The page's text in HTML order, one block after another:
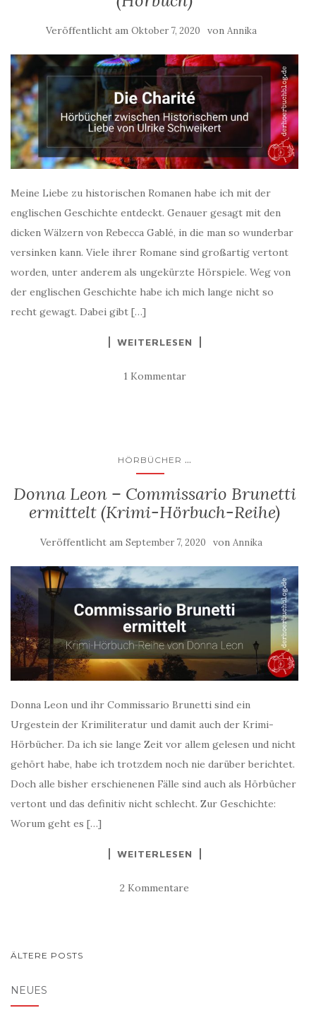
Veröffentlicht am Oktober 7, 2020 von Annika
Meine Liebe zu historischen Romanen habe ich mit der
englischen Geschichte entdeckt. Genauer gesagt mit den
dicken Wälzern von Rebecca Gablé, in die man so wunderbar
versinken kann. Viele ihrer Romane sind großartig vertont
worden, unter anderem als ungekürzte Hörspiele. Weg von
der englischen Geschichte habe ich mich lange nicht so
recht gewagt. Dabei gibt […]
WEITERLESEN
1 Kommentar
HÖRBÜCHER ...
Donna Leon – Commissario Brunetti
ermittelt (Krimi-Hörbuch-Reihe)
Veröffentlicht am September 7, 2020 von Annika
Donna Leon und ihr Commissario Brunetti sind ein
Urgestein der Krimiliteratur und damit auch der Krimi-
Hörbücher. Da ich sie lange Zeit vor allem gelesen und nicht
gehört habe, habe ich trotzdem noch nie darüber berichtet.
Doch alle bisher erschienenen Fälle sind auch als Hörbücher
vertont und das definitiv nicht schlecht. Zur Geschichte:
Worum geht es […]
WEITERLESEN
2 Kommentare
BEITRAGSNAVIGATION
ÄLTERE POSTS
NEUES